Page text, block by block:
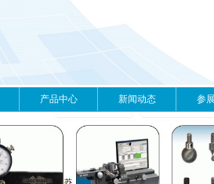
产品中心 新闻动态 参